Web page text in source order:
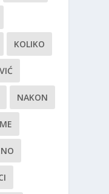
KOLIKO
NAKON